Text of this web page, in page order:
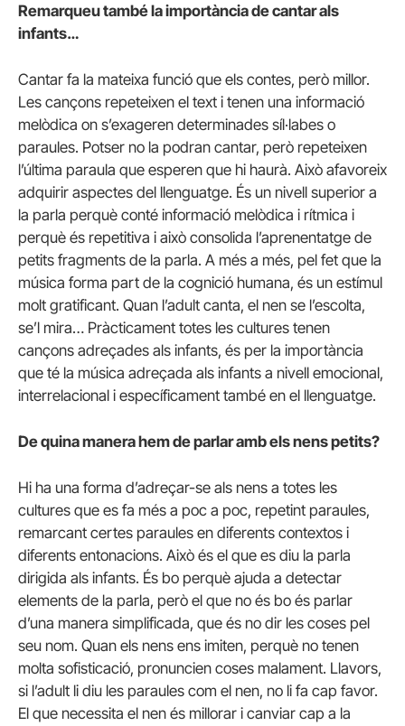
Remarqueu també la importància de cantar als
infants…
Cantar fa la mateixa funció que els contes, però millor.
Les cançons repeteixen el text i tenen una informació
melòdica on s’exageren determinades síl·labes o
paraules. Potser no la podran cantar, però repeteixen
l’última paraula que esperen que hi haurà. Això afavoreix
adquirir aspectes del llenguatge. És un nivell superior a
la parla perquè conté informació melòdica i rítmica i
perquè és repetitiva i això consolida l’aprenentatge de
petits fragments de la parla. A més a més, pel fet que la
música forma part de la cognició humana, és un estímul
molt gratificant. Quan l’adult canta, el nen se l’escolta,
se’l mira… Pràcticament totes les cultures tenen
cançons adreçades als infants, és per la importància
que té la música adreçada als infants a nivell emocional,
interrelacional i específicament també en el llenguatge.
De quina manera hem de parlar amb els nens petits?
Hi ha una forma d’adreçar-se als nens a totes les
cultures que es fa més a poc a poc, repetint paraules,
remarcant certes paraules en diferents contextos i
diferents entonacions. Això és el que es diu la parla
dirigida als infants. És bo perquè ajuda a detectar
elements de la parla, però el que no és bo és parlar
d’una manera simplificada, que és no dir les coses pel
seu nom. Quan els nens ens imiten, perquè no tenen
molta sofisticació, pronuncien coses malament. Llavors,
si l’adult li diu les paraules com el nen, no li fa cap favor.
El que necessita el nen és millorar i canviar cap a la